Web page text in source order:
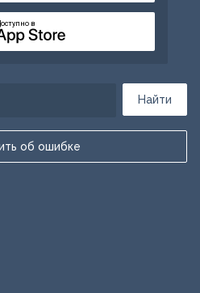
Найти
об ошибке
в